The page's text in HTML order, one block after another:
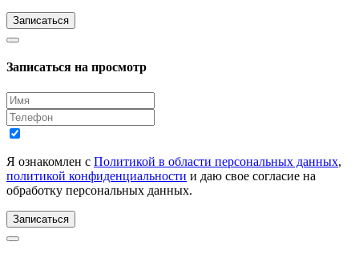
Записаться
Записаться на просмотр
Я ознакомлен с Политикой в области персональных данных,
политикой конфиденциальности и даю свое согласие на
обработку персональных данных.
Записаться